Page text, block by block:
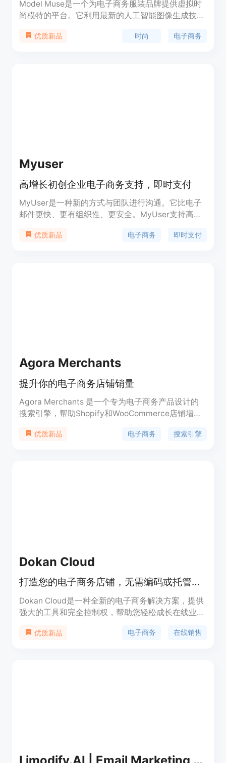
Model Muse是一个为电子商务服装品牌提供虚拟时
尚模特的平台。它利用最新的人工智能图像生成技
的拍摄。该平台可以轻松定制模特的特征，使其成为
优质新品 时尚 电子商务
Myuser
高增长初创企业电子商务支持，即时支付
MyUser是一种新的方式与团队进行沟通。它比电子
邮件更快、更有组织性、更安全。MyUser支持高增
资金。MyUser支持在线支付，快速审核，低费率。
优质新品 电子商务 即时支付
Agora Merchants
提升你的电子商务店铺销量
Agora Merchants 是一个专为电子商务产品设计的
搜索引擎，帮助Shopify和WooCommerce店铺增加
销售点系统，并且库存自动上传。Agora Merchants
优质新品 电子商务 搜索引擎
Dokan Cloud
打造您的电子商务店铺，无需编码或托管麻烦。
Dokan Cloud是一种全新的电子商务解决方案，提供
强大的工具和完全控制权，帮助您轻松成长在线业
铺，无需编码经验。
优质新品 电子商务 在线销售